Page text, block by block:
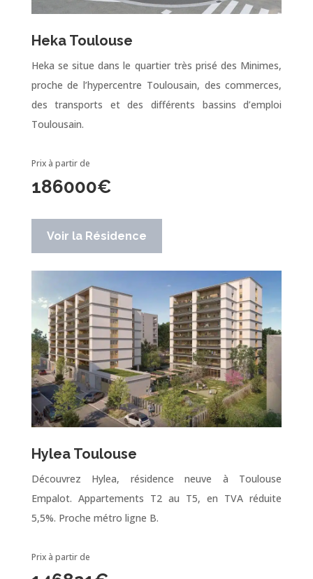
Heka Toulouse
Heka se situe dans le quartier très prisé des Minimes,
proche de l’hypercentre Toulousain, des commerces,
des transports et des différents bassins d’emploi
Toulousain.
Prix à partir de
186000€
Voir la Résidence
Hylea Toulouse
Découvrez Hylea, résidence neuve à Toulouse
Empalot. Appartements T2 au T5, en TVA réduite
5,5%. Proche métro ligne B.
Prix à partir de